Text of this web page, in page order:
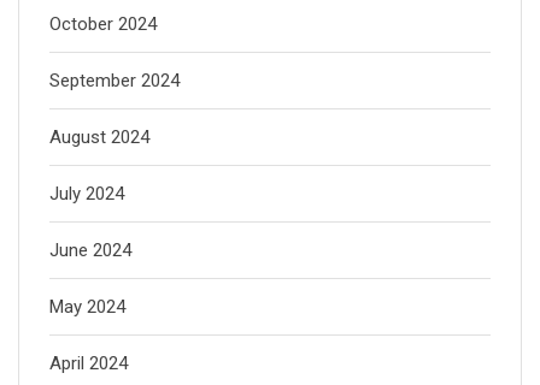
October 2024
September 2024
August 2024
July 2024
June 2024
May 2024
April 2024